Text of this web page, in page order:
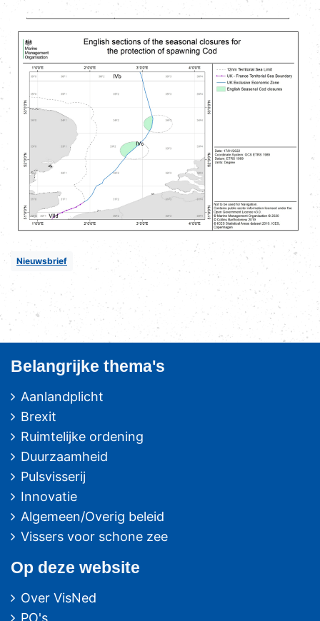
Nieuwsbrief
Belangrijke thema's
Aanlandplicht
Brexit
Ruimtelijke ordening
Duurzaamheid
Pulsvisserij
Innovatie
Algemeen/Overig beleid
Vissers voor schone zee
Op deze website
Over VisNed
PO's